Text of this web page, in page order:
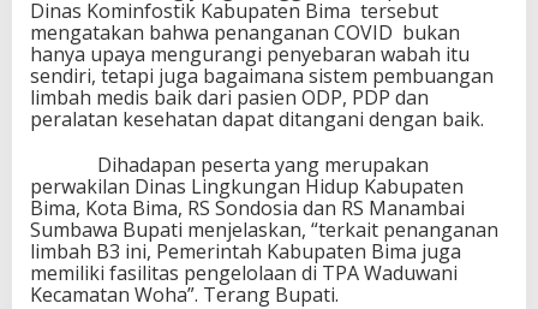
B
3
-
C
o
v
d
Dinas Kominfostik Kabupaten Bima tersebut
mengatakan bahwa penanganan COVID bukan
hanya upaya mengurangi penyebaran wabah itu
sendiri, tetapi juga bagaimana sistem pembuangan
limbah medis baik dari pasien ODP, PDP dan
peralatan kesehatan dapat ditangani dengan baik.
Dihadapan peserta yang merupakan
perwakilan Dinas Lingkungan Hidup Kabupaten
Bima, Kota Bima, RS Sondosia dan RS Manambai
Sumbawa Bupati menjelaskan, “terkait penanganan
limbah B3 ini, Pemerintah Kabupaten Bima juga
memiliki fasilitas pengelolaan di TPA Waduwani
Kecamatan Woha”. Terang Bupati.